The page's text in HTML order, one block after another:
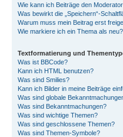
Wie kann ich Beiträge den
Was bewirkt die „Speichern“-
Warum muss mein Beitrag erst
Wie markiere ich ein Thema als neu?
Textformatierung und
Was ist BBCode?
Kann ich HTML benutzen?
Was sind Smilies?
Kann ich Bilder in meine Beiträge
Was sind globale
Was sind Bekanntmachungen?
Was sind wichtige Themen?
Was sind geschlossene Themen?
Was sind Themen-Symbole?